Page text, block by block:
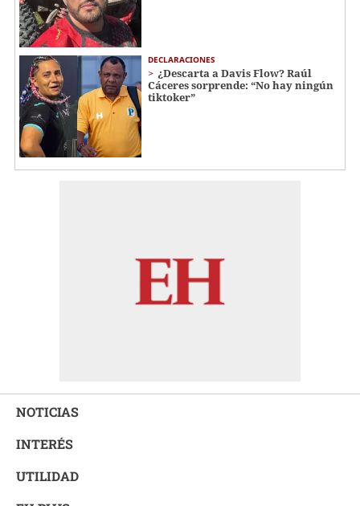
DECLARACIONES
¿Descarta a Davis Flow? Raúl
Cáceres sorprende: “No hay ningún
tiktoker”
NOTICIAS
INTERÉS
UTILIDAD